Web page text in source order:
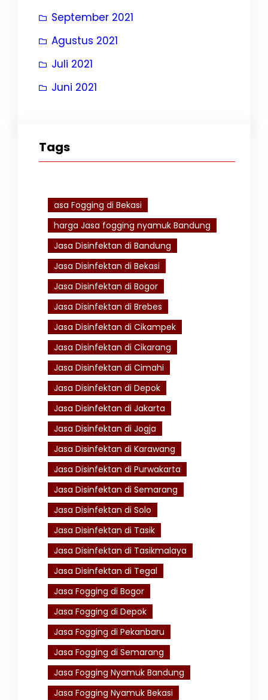
September 2021
Agustus 2021
Juli 2021
Juni 2021
Tags
asa Fogging di Bekasi
harga Jasa fogging nyamuk Bandung
Jasa Disinfektan di Bandung
Jasa Disinfektan di Bekasi
Jasa Disinfektan di Bogor
Jasa Disinfektan di Brebes
Jasa Disinfektan di Cikampek
Jasa Disinfektan di Cikarang
Jasa Disinfektan di Cimahi
Jasa Disinfektan di Depok
Jasa Disinfektan di Jakarta
Jasa Disinfektan di Jogja
Jasa Disinfektan di Karawang
Jasa Disinfektan di Purwakarta
Jasa Disinfektan di Semarang
Jasa Disinfektan di Solo
Jasa Disinfektan di Tasik
Jasa Disinfektan di Tasikmalaya
Jasa Disinfektan di Tegal
Jasa Fogging di Bogor
Jasa Fogging di Depok
Jasa Fogging di Pekanbaru
Jasa Fogging di Semarang
Jasa Fogging Nyamuk Bandung
Jasa Fogging Nyamuk Bekasi